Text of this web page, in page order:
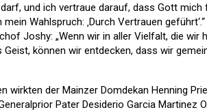
und ich vertraue darauf, dass Gott
Wahlspruch: ‚Durch Vertrauen
Joshy: „Wenn wir in aller Vielfalt, die wir
können wir entdecken, dass wir
wirkten der Mainzer Domdekan Henning
Pater Desiderio Garcia Martinez